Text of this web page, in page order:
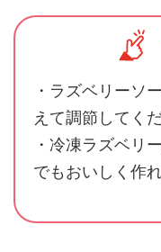
・ラズベリーソ
えて調節してくだ
・冷凍ラズベリ
でもおいしく作れ